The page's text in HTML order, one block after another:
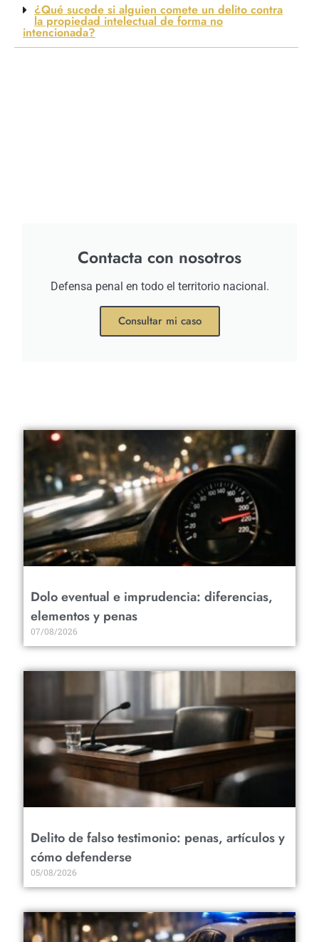
¿Qué sucede si alguien comete un delito contra
la propiedad intelectual de forma no
intencionada?
Contacta con nosotros
Defensa penal en todo el territorio nacional.
Consultar mi caso
Dolo eventual e imprudencia: diferencias,
elementos y penas
07/08/2026
Delito de falso testimonio: penas, artículos y
cómo defenderse
05/08/2026